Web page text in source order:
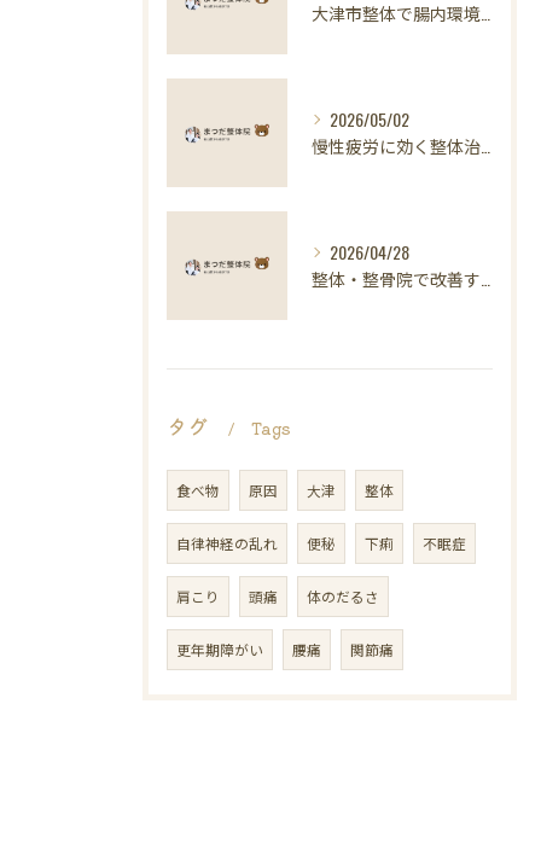
2026/05/02
2026/04/28
タグ Tags
食べ物 原因 大津 整体
自律神経の乱れ 便秘 下痢 不眠症
肩こり 頭痛 体のだるさ
更年期障がい 腰痛 関節痛